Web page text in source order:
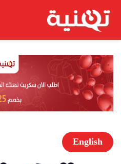
الحساب
شاهد العربة
عن
الشركة
خدمة
العملاء
الخدمات
English